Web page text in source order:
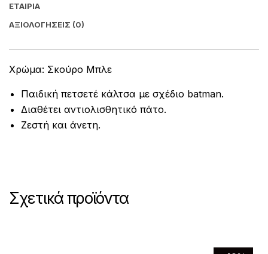
ΕΤΑΙΡΊΑ
ΑΞΙΟΛΟΓΉΣΕΙΣ (0)
Χρώμα: Σκούρο Μπλε
Παιδική πετσετέ κάλτσα με σχέδιο batman.
Διαθέτει αντιολισθητικό πάτο.
Ζεστή και άνετη.
Σχετικά προϊόντα